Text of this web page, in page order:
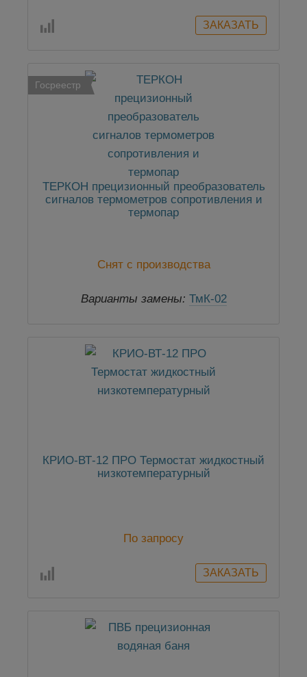
Госреестр
ТЕРКОН прецизионный преобразователь
сигналов термометров сопротивления и
термопар
Снят с производства
Варианты замены: ТмК-02
КРИО-ВТ-12 ПРО Термостат жидкостный
низкотемпературный
По запросу